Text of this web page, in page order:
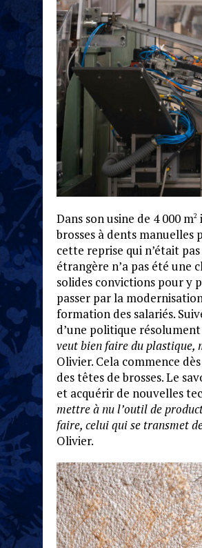
Dans son usine de 4 000 m2
brosses à dents
cette reprise qui n’était
étrangère n’a pas été une
solides convictions pour y
passer par la
formation des salariés.
d’une politique
veut bien faire du plastique,
Olivier. Cela commence
des têtes de brosses. Le
et acquérir de nouvelles
mettre à nu l’outil de
faire, celui qui se transmet
Olivier.